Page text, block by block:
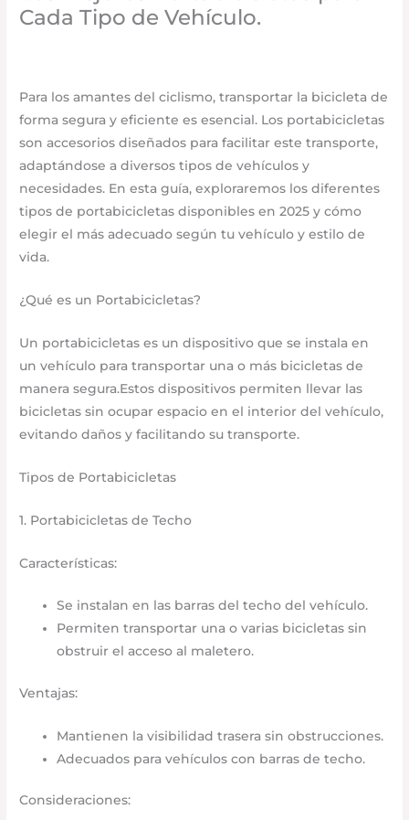
Cada Tipo de Vehículo.
Para los amantes del ciclismo, transportar la bicicleta de
forma segura y eficiente es esencial. Los portabicicletas
son accesorios diseñados para facilitar este transporte,
adaptándose a diversos tipos de vehículos y
necesidades. En esta guía, exploraremos los diferentes
tipos de portabicicletas disponibles en 2025 y cómo
elegir el más adecuado según tu vehículo y estilo de
vida.​
¿Qué es un Portabicicletas?
Un portabicicletas es un dispositivo que se instala en
un vehículo para transportar una o más bicicletas de
manera segura.Estos dispositivos permiten llevar las
bicicletas sin ocupar espacio en el interior del vehículo,
evitando daños y facilitando su transporte.​
Tipos de Portabicicletas
1. Portabicicletas de Techo
Características:
Se instalan en las barras del techo del vehículo.​
Permiten transportar una o varias bicicletas sin
obstruir el acceso al maletero.​
Ventajas:
Mantienen la visibilidad trasera sin obstrucciones.​
Adecuados para vehículos con barras de techo.​
Consideraciones: